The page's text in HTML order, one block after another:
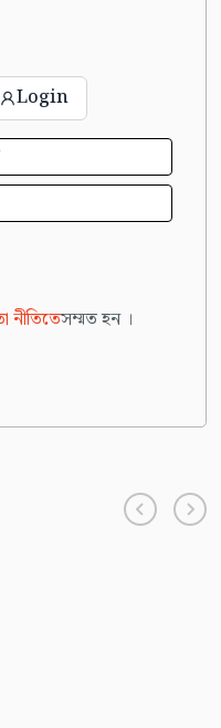
Login
নীতিতেসম্মত হন ।